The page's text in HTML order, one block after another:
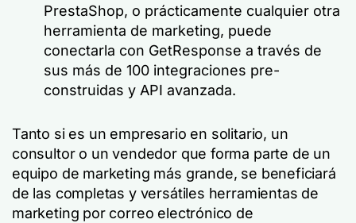
PrestaShop, o prácticamente cualquier otra
herramienta de marketing, puede
conectarla con GetResponse a través de
sus más de 100 integraciones pre-
construidas y API avanzada.
Tanto si es un empresario en solitario, un
consultor o un vendedor que forma parte de un
equipo de marketing más grande, se beneficiará
de las completas y versátiles herramientas de
marketing por correo electrónico de